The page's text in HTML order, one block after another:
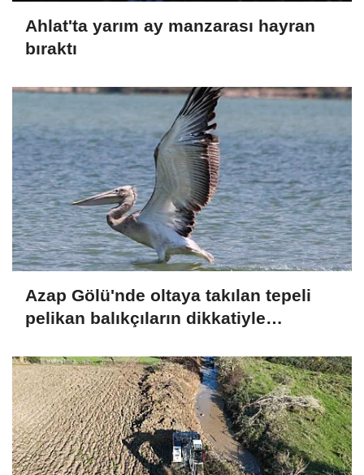
Ahlat'ta yarım ay manzarası hayran
bıraktı
Azap Gölü'nde oltaya takılan tepeli
pelikan balıkçıların dikkatiyle